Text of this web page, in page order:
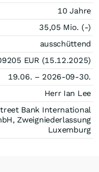
10 Jahre
35,05 Mio. (-)
ausschüttend
EUR (15.12.2025)
19.06. – 2026-09-30.
Herr Ian Lee
Bank International
Zweigniederlassung
Luxemburg